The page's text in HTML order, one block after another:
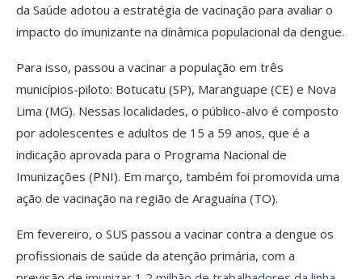
da Saúde adotou a estratégia de vacinação para avaliar o
impacto do imunizante na dinâmica populacional da dengue.
Para isso, passou a vacinar a população em três
municípios-piloto: Botucatu (SP), Maranguape (CE) e Nova
Lima (MG). Nessas localidades, o público-alvo é composto
por adolescentes e adultos de 15 a 59 anos, que é a
indicação aprovada para o Programa Nacional de
Imunizações (PNI). Em março, também foi promovida uma
ação de vacinação na região de Araguaína (TO).
Em fevereiro, o SUS passou a vacinar contra a dengue os
profissionais de saúde da atenção primária, com a